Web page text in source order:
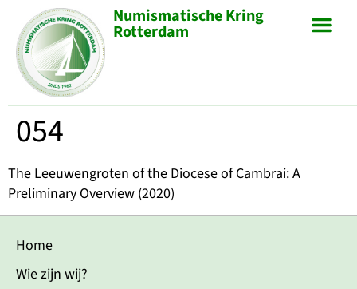
Numismatische Kring
Rotterdam
054
The Leeuwengroten of the Diocese of Cambrai: A
Preliminary Overview (2020)
Home
Wie zijn wij?